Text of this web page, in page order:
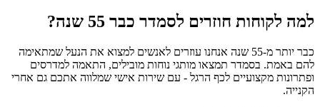
למה לקוחות חוזרים לסמדר כבר 55 שנה?
כבר יותר מ-55 שנה אנחנו עוזרים לאנשים למצוא את הנעל שמתאימה
להם באמת. בסמדר תמצאו מותגי נוחות מובילים, התאמה למדרסים
ופתרונות מקצועיים לכף הרגל - עם שירות אישי שמלווה אתכם גם אחרי
הקנייה.